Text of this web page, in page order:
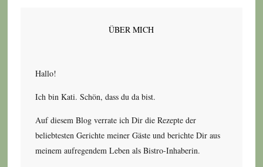
ÜBER MICH
Hallo!
Ich bin Kati. Schön, dass du da bist.
Auf diesem Blog verrate ich Dir die Rezepte der
beliebtesten Gerichte meiner Gäste und berichte Dir aus
meinem aufregendem Leben als Bistro-Inhaberin.